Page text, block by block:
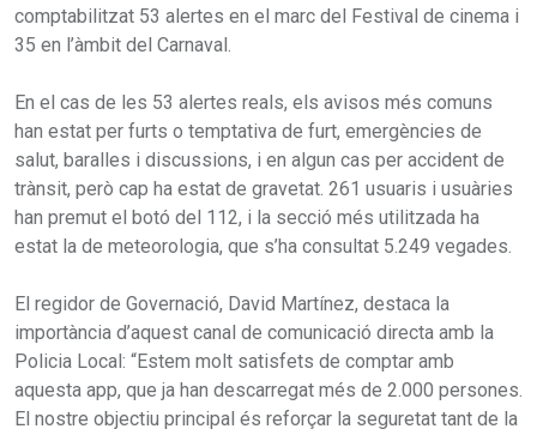
comptabilitzat 53 alertes en el marc del Festival de cinema i
35 en l’àmbit del Carnaval.
En el cas de les 53 alertes reals, els avisos més comuns
han estat per furts o temptativa de furt, emergències de
salut, baralles i discussions, i en algun cas per accident de
trànsit, però cap ha estat de gravetat. 261 usuaris i usuàries
han premut el botó del 112, i la secció més utilitzada ha
estat la de meteorologia, que s’ha consultat 5.249 vegades.
El regidor de Governació, David Martínez, destaca la
importància d’aquest canal de comunicació directa amb la
Policia Local: “Estem molt satisfets de comptar amb
aquesta app, que ja han descarregat més de 2.000 persones.
El nostre objectiu principal és reforçar la seguretat tant de la